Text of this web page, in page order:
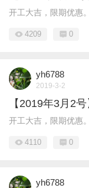
开工大吉，限期优惠。
4209 0
yh6788
2019-3-2
【2019年3月2
开工大吉，限期优惠。
4110 0
yh6788